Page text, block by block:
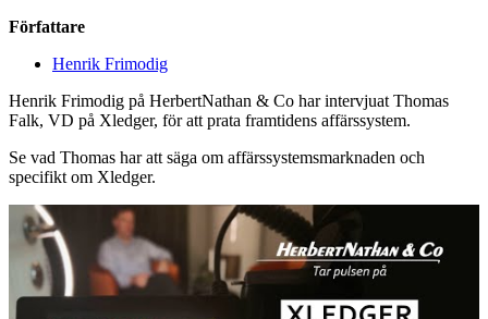
Författare
Henrik Frimodig
Henrik Frimodig på HerbertNathan & Co har intervjuat Thomas
Falk, VD på Xledger, för att prata framtidens affärssystem.
Se vad Thomas har att säga om affärssystemsmarknaden och
specifikt om Xledger.